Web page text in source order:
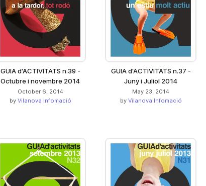
GUIA d'ACTIVITATS n.39 -
Octubre i novembre 2014
October 6, 2014
by Vilanova Infomació
GUIA d'ACTIVITATS n.37 -
Juny i Juliol 2014
May 23, 2014
by Vilanova Infomació